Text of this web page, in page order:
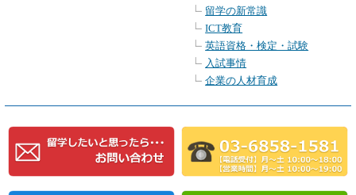
留学の新常識
ICT教育
英語資格・検定・試験
入試事情
企業の人材育成